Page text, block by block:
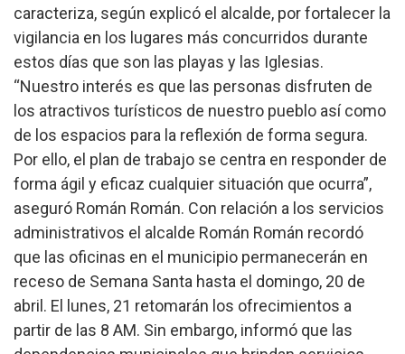
caracteriza, según explicó el alcalde, por fortalecer la
vigilancia en los lugares más concurridos durante
estos días que son las playas y las Iglesias.
“Nuestro interés es que las personas disfruten de
los atractivos turísticos de nuestro pueblo así como
de los espacios para la reflexión de forma segura.
Por ello, el plan de trabajo se centra en responder de
forma ágil y eficaz cualquier situación que ocurra”,
aseguró Román Román. Con relación a los servicios
administrativos el alcalde Román Román recordó
que las oficinas en el municipio permanecerán en
receso de Semana Santa hasta el domingo, 20 de
abril. El lunes, 21 retomarán los ofrecimientos a
partir de las 8 AM. Sin embargo, informó que las